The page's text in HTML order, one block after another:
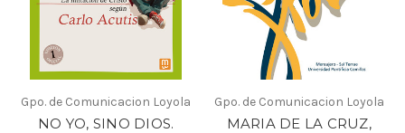
Gpo. de Comunicacion Loyola
NO YO, SINO DIOS.
Gpo. de Comunicacion Loyola
MARIA DE LA CRUZ,